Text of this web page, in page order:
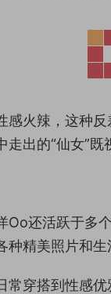
感火辣，这种
出的“仙女”既
Oo还活跃于多
精美照片和
常穿搭到性感